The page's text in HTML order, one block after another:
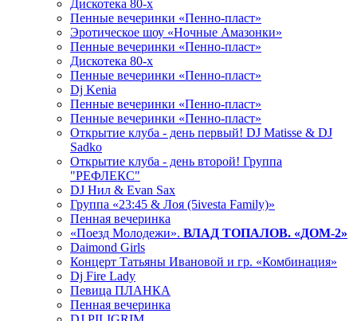
Дискотека 80-х
Пенные вечеринки «Пенно-пласт»
Эротическое шоу «Ночные Амазонки»
Пенные вечеринки «Пенно-пласт»
Дискотека 80-х
Пенные вечеринки «Пенно-пласт»
Dj Kenia
Пенные вечеринки «Пенно-пласт»
Пенные вечеринки «Пенно-пласт»
Открытие клуба - день первый! DJ Matisse & DJ
Sadko
Открытие клуба - день второй! Группа
"РЕФЛЕКС"
DJ Нил & Evan Sax
Группа «23:45 & Лоя (5ivesta Family)»
Пенная вечеринка
«Поезд Молодежи». ВЛАД ТОПАЛОВ. «ДОМ-2»
Daimond Girls
Концерт Татьяны Ивановой и гр. «Комбинация»
Dj Fire Lady
Певица ПЛАНКА
Пенная вечеринка